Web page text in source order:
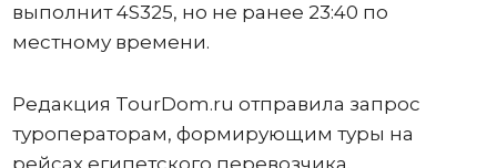
выполнит 4S325, но не ранее 23:40 по
местному времени.
Редакция TourDom.ru отправила запрос
туроператорам, формирующим туры на